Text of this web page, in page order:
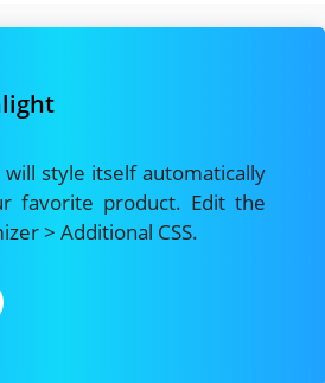
style itself automatically
favorite product. Edit the
> Additional CSS.